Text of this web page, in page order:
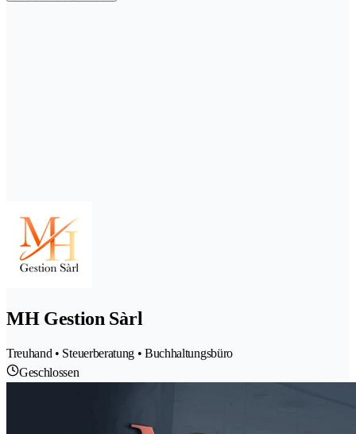
MH Gestion Sàrl
Treuhand • Steuerberatung • Buchhaltungsbüro
Geschlossen